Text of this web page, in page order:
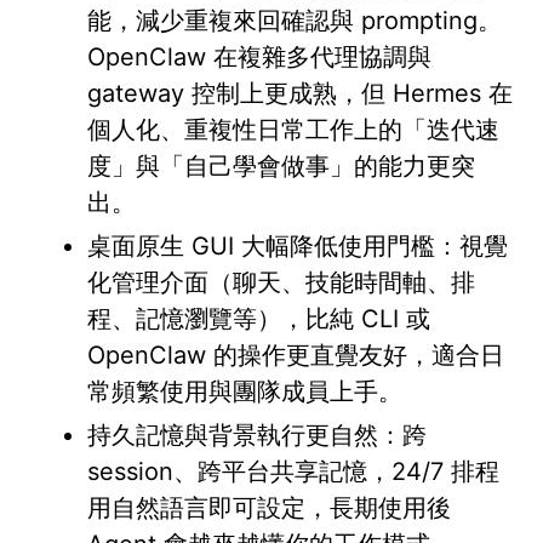
能，減少重複來回確認與 prompting。
OpenClaw 在複雜多代理協調與
gateway 控制上更成熟，但 Hermes 在
個人化、重複性日常工作上的「迭代速
度」與「自己學會做事」的能力更突
出。
桌面原生 GUI 大幅降低使用門檻：視覺
化管理介面（聊天、技能時間軸、排
程、記憶瀏覽等），比純 CLI 或
OpenClaw 的操作更直覺友好，適合日
常頻繁使用與團隊成員上手。
持久記憶與背景執行更自然：跨
session、跨平台共享記憶，24/7 排程
用自然語言即可設定，長期使用後